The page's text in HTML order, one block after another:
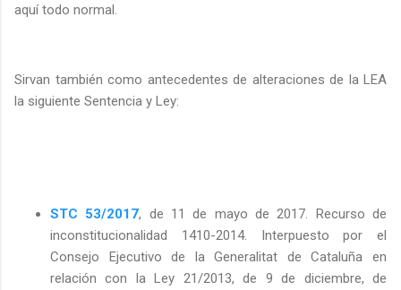
aquí todo normal.
Sirvan también como antecedentes de alteraciones de la LEA
la siguiente Sentencia y Ley:
STC 53/2017, de 11 de mayo de 2017. Recurso de
inconstitucionalidad 1410-2014. Interpuesto por el
Consejo Ejecutivo de la Generalitat de Cataluña en
relación con la Ley 21/2013, de 9 de diciembre, de